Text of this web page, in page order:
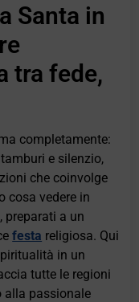
Santa in
tra fede,
completamente:
e silenzio,
che coinvolge
cosa vedere in
, preparati a un
festa religiosa. Qui
in un
tutte le regioni
alla passionale